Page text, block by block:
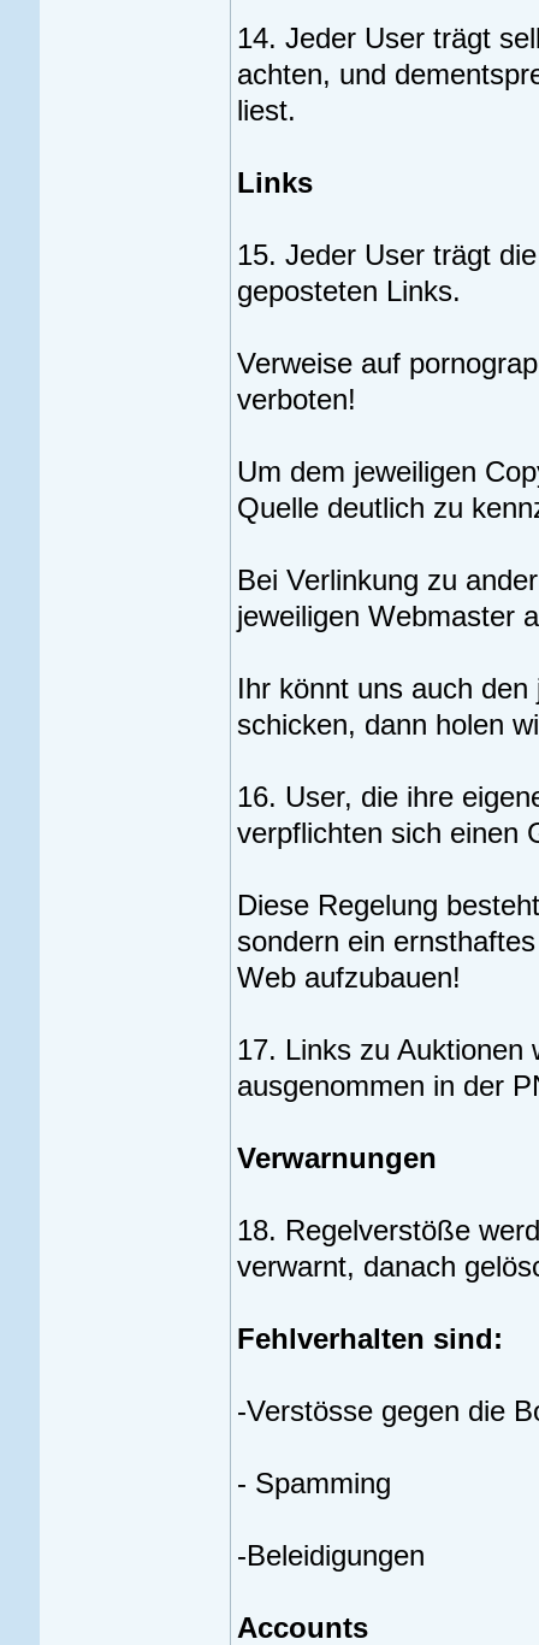
14. Jeder User trägt
achten, und
liest.
Links
15. Jeder User trägt
geposteten Links.
Verweise auf
verboten!
Um dem jeweiligen
Quelle deutlich zu
Bei Verlinkung zu
jeweiligen Webmaster
Ihr könnt uns auch
schicken, dann holen
16. User, die ihre
verpflichten sich einen
Diese Regelung
sondern ein
Web aufzubauen!
17. Links zu Auktionen
ausgenommen in der
Verwarnungen
18. Regelverstöße
verwarnt, danach
Fehlverhalten sind:
-Verstösse gegen die
- Spamming
-Beleidigungen
Accounts